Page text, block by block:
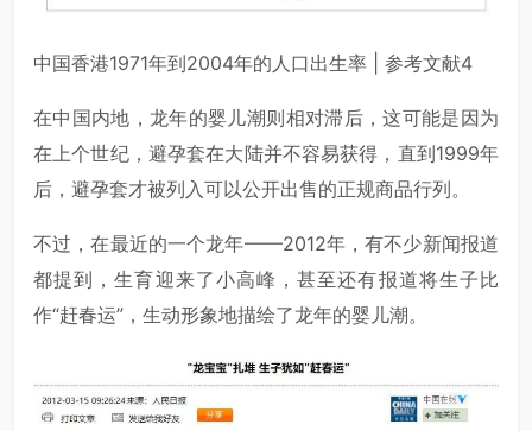
中国香港1971年到2004年的人口出生率 | 参考文献4
在中国内地，龙年的婴儿潮则相对滞后，这可能是因为
在上个世纪，避孕套在大陆并不容易获得，直到1999年
后，避孕套才被列入可以公开出售的正规商品行列。
不过，在最近的一个龙年——2012年，有不少新闻报道
都提到，生育迎来了小高峰，甚至还有报道将生子比
作“赶春运”，生动形象地描绘了龙年的婴儿潮。